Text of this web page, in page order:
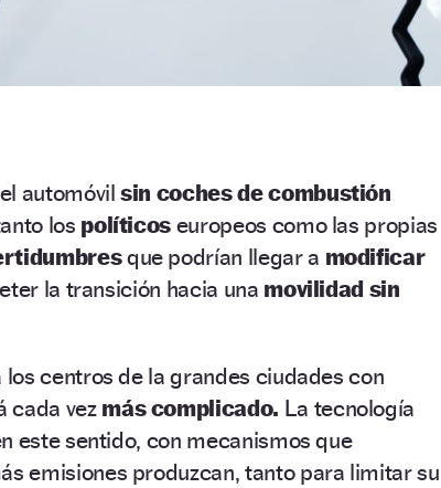
automóvilsin coches de combustión
los políticos europeos como las propias
que podrían llegar a modificar
la transición hacia una movilidad sin
los centros de la grandes ciudades con
cada vez más complicado. La tecnología
este sentido, con mecanismos que
emisiones produzcan, tanto para limitar su